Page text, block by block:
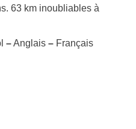
63 km inoubliables à
–Anglais – Français